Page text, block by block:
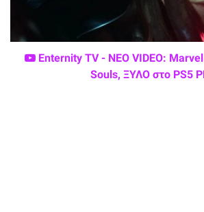
Enternity TV - ΝΕΟ VIDEO:
Souls, ΞΥΛΟ στο PS5